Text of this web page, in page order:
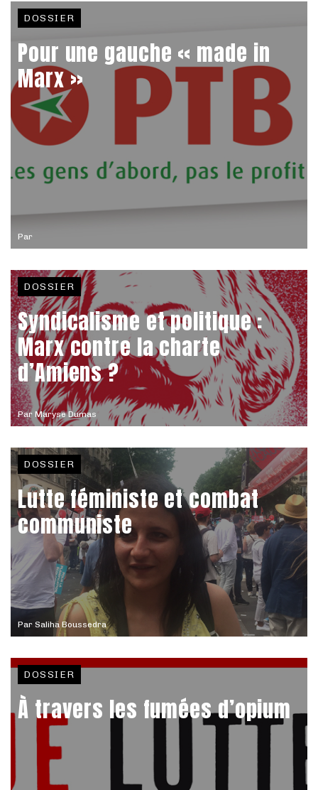
Par
DOSSIER
Pour une gauche « made in
Marx »
Par Maryse Dumas
DOSSIER
Syndicalisme et politique :
Marx contre la charte
d’Amiens ?
Par Saliha Boussedra
DOSSIER
Lutte féministe et combat
communiste
DOSSIER
À travers les fumées d’opium